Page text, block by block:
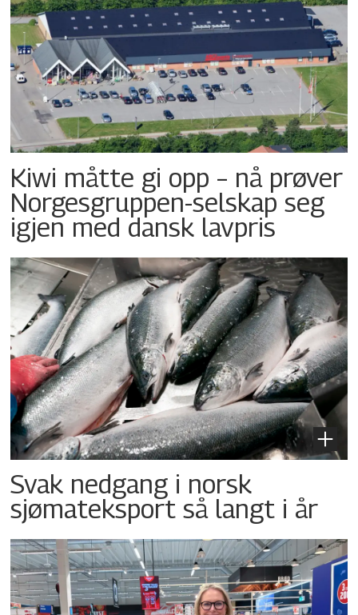
Kiwi måtte gi opp – nå prøver
Norgesgruppen-selskap seg
igjen med dansk lavpris
Svak nedgang i norsk
sjømateksport så langt i år